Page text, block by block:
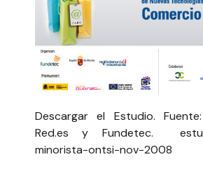
Descargar el Estudio.
Red.es y Fundetec.
minorista-ontsi-nov-2008